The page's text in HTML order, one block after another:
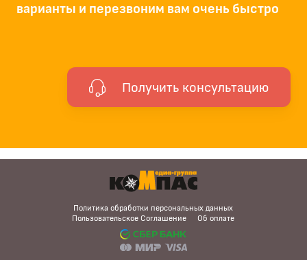
варианты и перезвоним вам очень быстро
Получить консультацию
Политика обработки персональных данных
Пользовательское Соглашение
Об оплате